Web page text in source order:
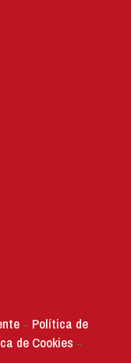
– Política de
de Cookies –